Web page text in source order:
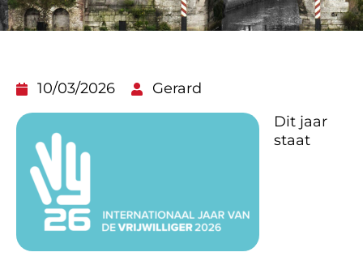
10/03/2026
Gerard
Dit jaar
staat